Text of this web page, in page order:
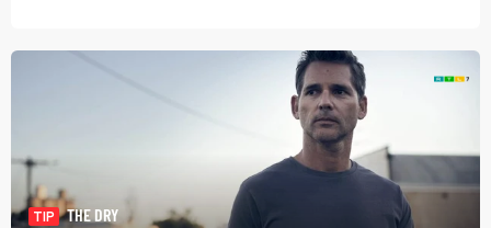
TIP
THE DRY